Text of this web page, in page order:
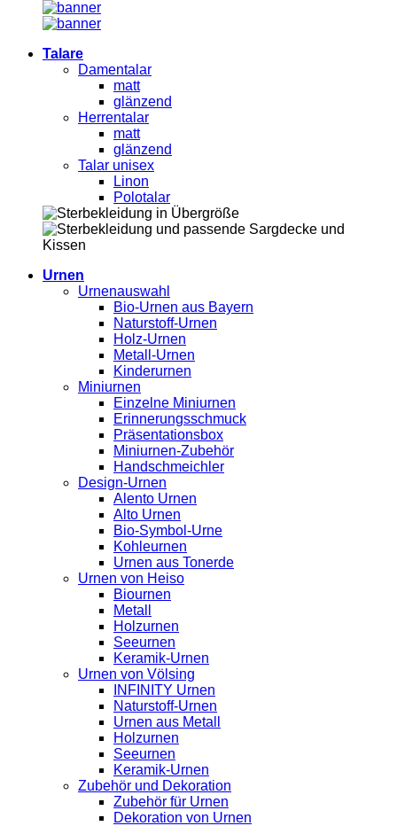
Talare
Damentalar
matt
glänzend
Herrentalar
matt
glänzend
Talar unisex
Linon
Polotalar
Urnen
Urnenauswahl
Bio-Urnen aus Bayern
Naturstoff-Urnen
Holz-Urnen
Metall-Urnen
Kinderurnen
Miniurnen
Einzelne Miniurnen
Erinnerungsschmuck
Präsentationsbox
Miniurnen-Zubehör
Handschmeichler
Design-Urnen
Alento Urnen
Alto Urnen
Bio-Symbol-Urne
Kohleurnen
Urnen aus Tonerde
Urnen von Heiso
Biournen
Metall
Holzurnen
Seeurnen
Keramik-Urnen
Urnen von Völsing
INFINITY Urnen
Naturstoff-Urnen
Urnen aus Metall
Holzurnen
Seeurnen
Keramik-Urnen
Zubehör und Dekoration
Zubehör für Urnen
Dekoration von Urnen